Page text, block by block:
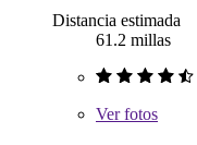
Distancia estimada
61.2 millas
Verfotos